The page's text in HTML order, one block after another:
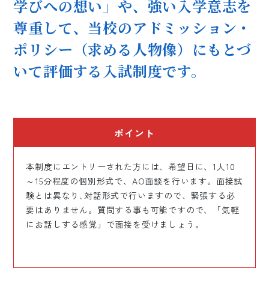
学びへの想い」や、強い入学意志を
尊重して、当校のアドミッション・
ポリシー（求める人物像）にもとづ
いて評価する入試制度です。
ポイント
本制度にエントリーされた方には、希望日に、1人10
～15分程度の個別形式で、AO面談を行います。面接試
験とは異なり､対話形式で行いますので、緊張する必
要はありません。質問する事も可能ですので、「気軽
にお話しする感覚」で面接を受けましょう。